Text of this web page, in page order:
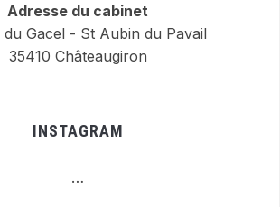
Adresse du cabinet
du Gacel - St Aubin du Pavail
35410 Châteaugiron
INSTAGRAM
…